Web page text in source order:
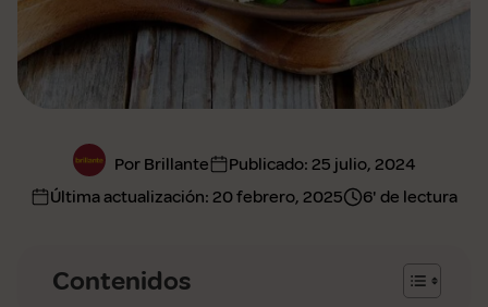
Por Brillante Publicado: 25 julio, 2024
Última actualización: 20 febrero, 2025 6' de lectura
Contenidos